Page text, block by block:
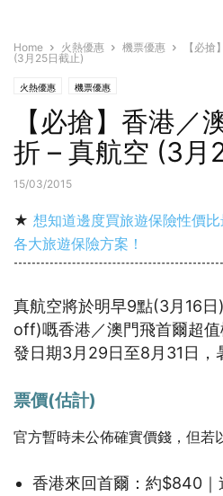
Home 火熱優惠 機票優惠
【必
(3月25日截止)
火熱優惠 機票優惠
【必搶】香港／
折 – 真航空 (3月
15/03/2015
★ 想知道邊度買旅遊保險性價
各大旅遊保險方案！
真航空將於明早9點(3月16
off)嘅香港／澳門飛首爾超
發日期3月29日至8月31日，
票價(估計)
官方暫時未公佈確實價錢，但若
香港來回首爾：約$840｜